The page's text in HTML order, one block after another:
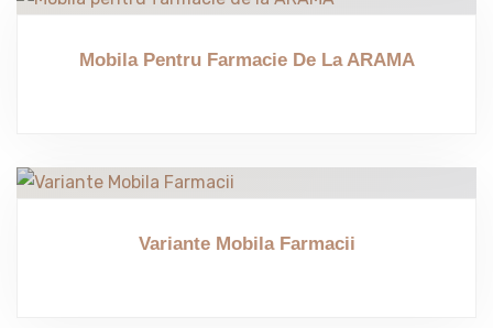
Mobila Pentru Farmacie De La ARAMA
Variante Mobila Farmacii